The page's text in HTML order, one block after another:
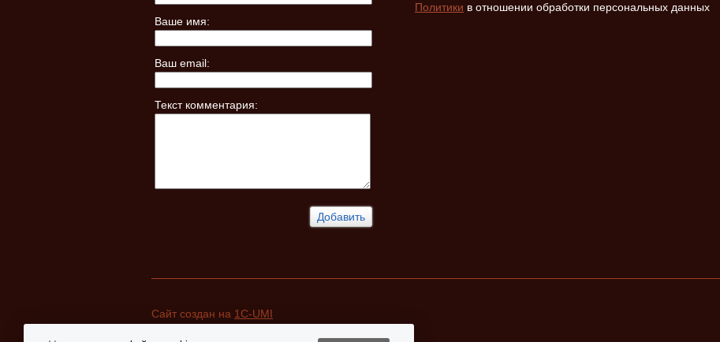
Ваше имя:
Ваш email:
Текст комментария:
Политики в отношении обработки персональных данных
Сайт создан на 1C-UMI